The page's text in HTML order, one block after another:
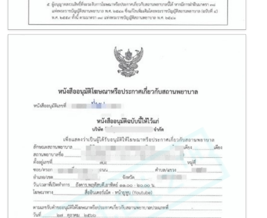
ฆท. หรือใบอนุญาตโฆษณายาทางสื่อทั่วไป
ฆท. หรือใบอนุญาตโฆษณายาทางสื่อทั่วไป เป็นเอกสารสำคัญที่ผู้ประกอบการ
จำเป็นต้องมี
เมื่อต้องการทำการตลาดและการโฆษณายาหรือผลิตภัณฑ์เสริมอาหาร
ใบอนุญาต ฆท.ออกโดยสำนักงานคณะกรรมการอาหารและยา (อย.)